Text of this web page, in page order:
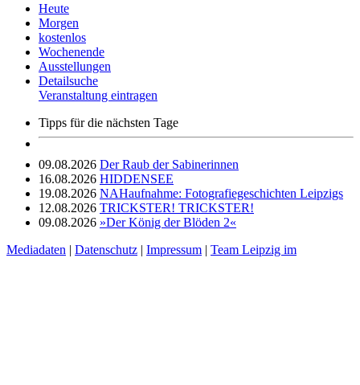
Heute
Morgen
kostenlos
Wochenende
Ausstellungen
Detailsuche
Veranstaltung eintragen
Tipps für die nächsten Tage
09.08.2026 Der Raub der Sabinerinnen
16.08.2026 HIDDENSEE
19.08.2026 NAHaufnahme: Fotografiegeschichten Leipzigs
12.08.2026 TRICKSTER! TRICKSTER!
09.08.2026 »Der König der Blöden 2«
Mediadaten | Datenschutz | Impressum | Team Leipzig im